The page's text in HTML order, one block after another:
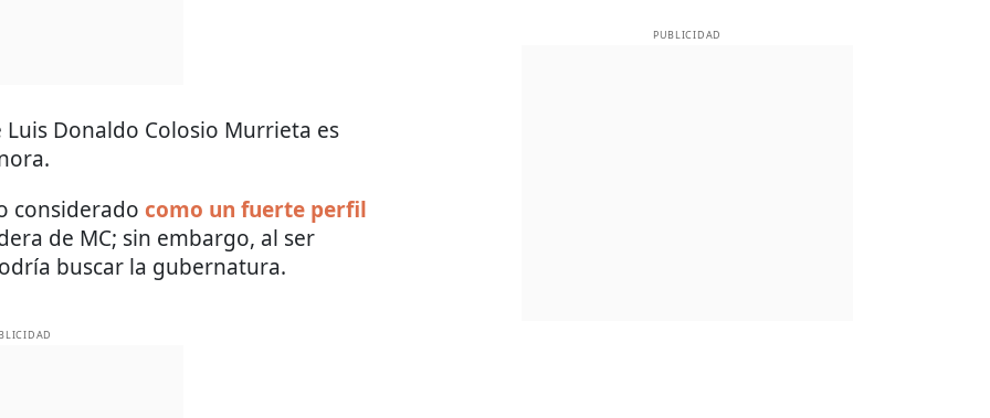
Donaldo Colosio Murrieta es
considerado como un fuerte perfil
de MC; sin embargo, al ser
buscar la gubernatura.
PUBLICIDAD